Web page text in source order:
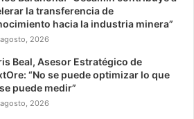
la transferencia de
hacia la industria minera”
2026
Beal, Asesor Estratégico de
“No se puede optimizar lo que
puede medir”
2026